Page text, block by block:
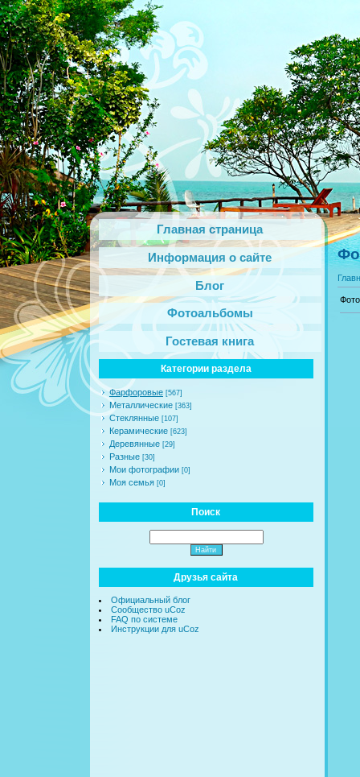
Главная страница
Информация о сайте
Блог
Фотоальбомы
Гостевая книга
Категории раздела
Фарфоровые [567]
Металлические [363]
Стеклянные [107]
Керамические [623]
Деревянные [29]
Разные [30]
Мои фотографии [0]
Моя семья [0]
Поиск
Друзья сайта
Официальный блог
Сообщество uCoz
FAQ по системе
Инструкции для uCoz